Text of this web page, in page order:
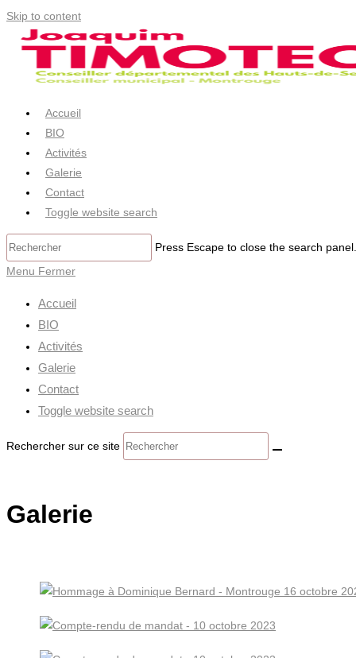
Skip to content
Accueil
BIO
Activités
Galerie
Contact
Toggle website search
Press Escape to close the search panel.
Menu Fermer
Accueil
BIO
Activités
Galerie
Contact
Toggle website search
Rechercher sur ce site
Galerie